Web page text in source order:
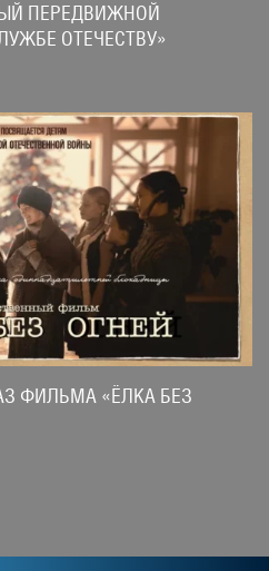
ПЕРЕДВИЖНОЙ
ОТЕЧЕСТВУ»
ФИЛЬМА «ЁЛКА БЕЗ